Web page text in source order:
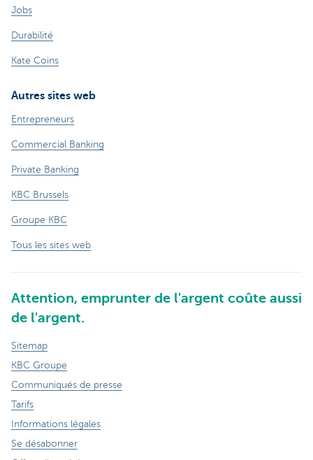
Jobs
Durabilité
Kate Coins
Autres sites web
Entrepreneurs
Commercial Banking
Private Banking
KBC Brussels
Groupe KBC
Tous les sites web
Attention, emprunter de l'argent coûte aussi
de l'argent.
Sitemap
KBC Groupe
Communiqués de presse
Tarifs
Informations légales
Se désabonner